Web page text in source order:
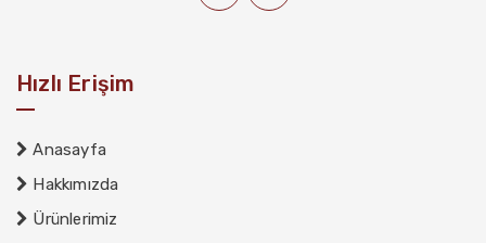
Hızlı Erişim
Anasayfa
Hakkımızda
Ürünlerimiz